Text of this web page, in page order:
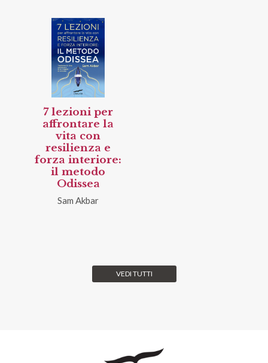
7 lezioni per
affrontare la
vita con
resilienza e
forza interiore:
il metodo
Odissea
Sam Akbar
VEDI TUTTI